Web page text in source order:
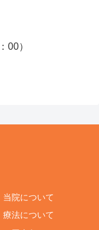
00）
当院について
療法について